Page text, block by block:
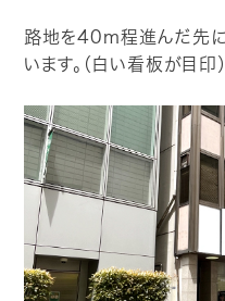
路地を40m程進んだ先に
います。（白い看板が目印）